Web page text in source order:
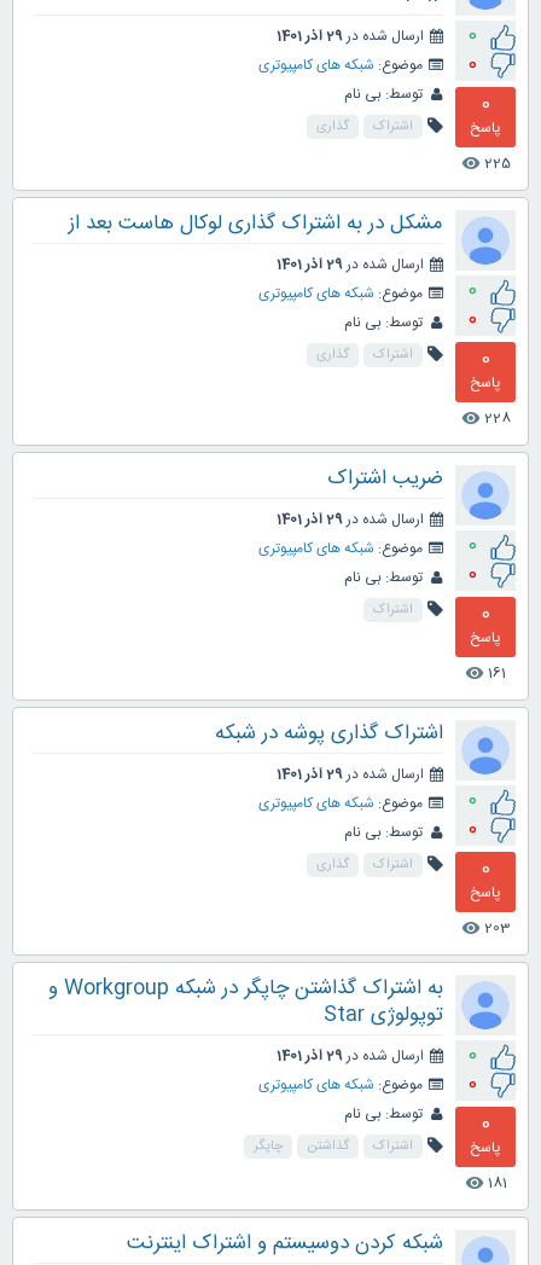
0
0
0
پاسخ
225
visibility
ارسال شده در29 آذر 1401
موضوع: شبکه های کامپیوتری
توسط: بی نام
اشتراک گذاری
0
0
0
پاسخ
228
visibility
مشکل در به اشتراک گذاری لوکال هاست بعد از
ارسال شده در29 آذر 1401
موضوع: شبکه های کامپیوتری
توسط: بی نام
اشتراک گذاری
0
0
0
پاسخ
161
visibility
ضریب اشتراک
ارسال شده در29 آذر 1401
موضوع: شبکه های کامپیوتری
توسط: بی نام
اشتراک
0
0
0
پاسخ
203
visibility
اشتراک گذاری پوشه در شبکه
ارسال شده در29 آذر 1401
موضوع: شبکه های کامپیوتری
توسط: بی نام
اشتراک گذاری
0
0
0
پاسخ
181
visibility
به اشتراک گذاشتن چاپگر در شبکه Workgroup و
توپولوژی Star
ارسال شده در29 آذر 1401
موضوع: شبکه های کامپیوتری
توسط: بی نام
اشتراک گذاشتن چاپگر
شبکه کردن دوسیستم و اشتراک اینترنت